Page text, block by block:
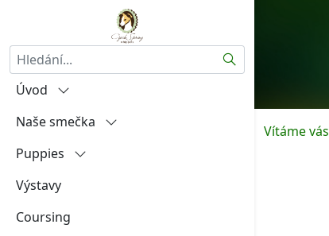
Úvod
Vítejte
Zásady zpracování vašich
Naše smečka
Igráček od Hněvína
Amalia Rosa Czech Spring
Aireen Czech Spring
Puppies
"A"
"B"
Výstavy
Coursing
Hledat
Vítáme vás